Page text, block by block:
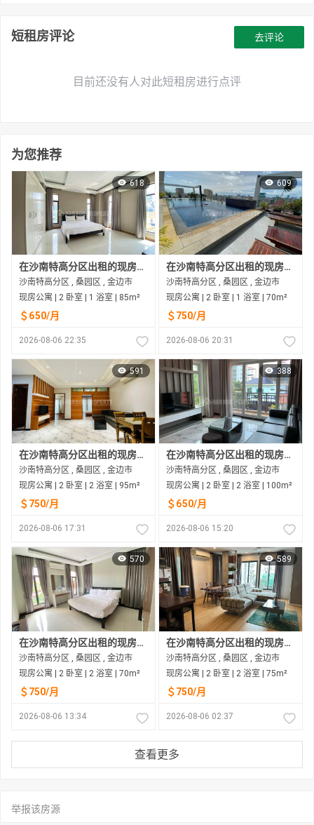
短租房评论
目前还没有人对此短租房进行点评
去评论
为您推荐
618
在沙南特高分区出租的现房公寓
沙南特高分区 , 桑园区 , 金边市
现房公寓 | 2 卧室 | 1 浴室 | 85m²
＄650/月
2026-08-06 22:35
609
在沙南特高分区出租的现房公寓
沙南特高分区 , 桑园区 , 金边市
现房公寓 | 2 卧室 | 1 浴室 | 70m²
＄750/月
2026-08-06 20:31
591
在沙南特高分区出租的现房公寓
沙南特高分区 , 桑园区 , 金边市
现房公寓 | 2 卧室 | 2 浴室 | 95m²
＄750/月
2026-08-06 17:31
388
在沙南特高分区出租的现房公寓
沙南特高分区 , 桑园区 , 金边市
现房公寓 | 2 卧室 | 2 浴室 | 100m²
＄650/月
2026-08-06 15:20
570
在沙南特高分区出租的现房公寓
沙南特高分区 , 桑园区 , 金边市
现房公寓 | 2 卧室 | 2 浴室 | 70m²
＄750/月
2026-08-06 13:34
589
在沙南特高分区出租的现房公寓
沙南特高分区 , 桑园区 , 金边市
现房公寓 | 2 卧室 | 2 浴室 | 75m²
＄750/月
2026-08-06 02:37
查看更多
举报该房源